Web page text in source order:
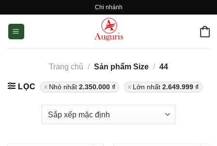
content
Chi nhánh
Trang chủ / Sản phẩm Size / 44
LỌC Nhỏ nhất 2.350.000 ₫ Lớn nhất 2.649.999 ₫